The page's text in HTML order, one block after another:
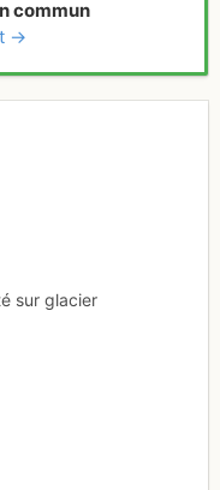
commun
→
sur glacier